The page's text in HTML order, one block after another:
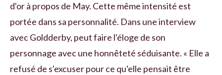
d'or à propos de May. Cette même intensité est
portée dans sa personnalité. Dans une interview
avec Goldderby, peut faire l'éloge de son
personnage avec une honnêteté séduisante. « Elle a
refusé de s'excuser pour ce qu'elle pensait être